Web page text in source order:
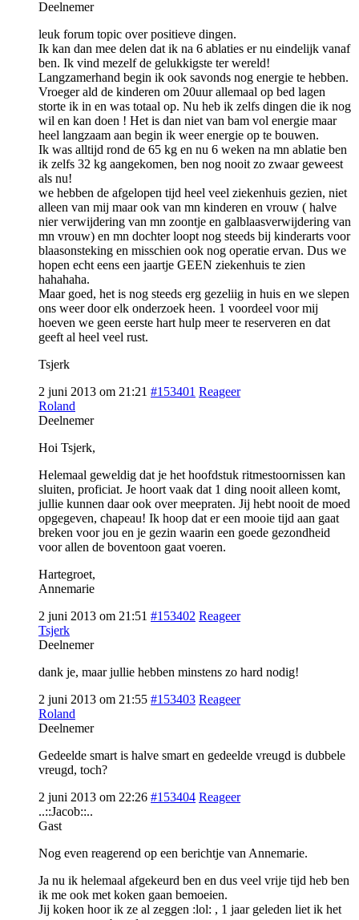
Deelnemer
leuk forum topic over positieve dingen.
Ik kan dan mee delen dat ik na 6 ablaties er nu eindelijk vanaf
ben. Ik vind mezelf de gelukkigste ter wereld!
Langzamerhand begin ik ook savonds nog energie te hebben.
Vroeger ald de kinderen om 20uur allemaal op bed lagen
storte ik in en was totaal op. Nu heb ik zelfs dingen die ik nog
wil en kan doen ! Het is dan niet van bam vol energie maar
heel langzaam aan begin ik weer energie op te bouwen.
Ik was alltijd rond de 65 kg en nu 6 weken na mn ablatie ben
ik zelfs 32 kg aangekomen, ben nog nooit zo zwaar geweest
als nu!
we hebben de afgelopen tijd heel veel ziekenhuis gezien, niet
alleen van mij maar ook van mn kinderen en vrouw ( halve
nier verwijdering van mn zoontje en galblaasverwijdering van
mn vrouw) en mn dochter loopt nog steeds bij kinderarts voor
blaasonsteking en misschien ook nog operatie ervan. Dus we
hopen echt eens een jaartje GEEN ziekenhuis te zien
hahahaha.
Maar goed, het is nog steeds erg gezeliig in huis en we slepen
ons weer door elk onderzoek heen. 1 voordeel voor mij
hoeven we geen eerste hart hulp meer te reserveren en dat
geeft al heel veel rust.
Tsjerk
2 juni 2013 om 21:21 #153401 Reageer
Roland
Deelnemer
Hoi Tsjerk,
Helemaal geweldig dat je het hoofdstuk ritmestoornissen kan
sluiten, proficiat. Je hoort vaak dat 1 ding nooit alleen komt,
jullie kunnen daar ook over meepraten. Jij hebt nooit de moed
opgegeven, chapeau! Ik hoop dat er een mooie tijd aan gaat
breken voor jou en je gezin waarin een goede gezondheid
voor allen de boventoon gaat voeren.
Hartegroet,
Annemarie
2 juni 2013 om 21:51 #153402 Reageer
Tsjerk
Deelnemer
dank je, maar jullie hebben minstens zo hard nodig!
2 juni 2013 om 21:55 #153403 Reageer
Roland
Deelnemer
Gedeelde smart is halve smart en gedeelde vreugd is dubbele
vreugd, toch?
2 juni 2013 om 22:26 #153404 Reageer
..::Jacob::..
Gast
Nog even reagerend op een berichtje van Annemarie.
Ja nu ik helemaal afgekeurd ben en dus veel vrije tijd heb ben
ik me ook met koken gaan bemoeien.
Jij koken hoor ik ze al zeggen :lol: , 1 jaar geleden liet ik het